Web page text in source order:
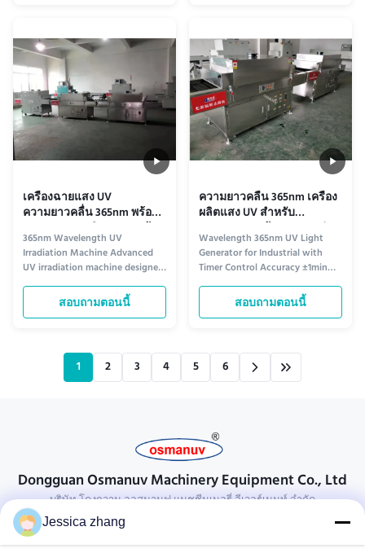
exposure apparatus utilizes UV
radiation to eliminate harmful
bacteria, ...
performance ultraviolet source
device equipped with a 1000-
watt ...
เครื่องฉายแสง UV
ความยาวคลื่น 365nm พร้อม
ควบคุมอุณหภูมิและเวลาด้วย
มือ/อัตโนมัติ
365nm Wavelength UV
Irradiation Machine Advanced
UV irradiation machine designed
for efficient sterilization and
disinfection with
manual/automatic temperature
Machine is a cutting-edge
product designed for efficient
sterilization and disinfecti...
สอบถามตอนนี้
ความยาวคลื่น 365nm เครื่อง
ผลิตแสง UV สําหรับ
อุตสาหกรรม ด้วยความแม่น
ยําในการควบคุมเวลา ±1
นาที
Wavelength 365nm UV Light
Generator for Industrial with
Timer Control Accuracy ±1min
Product Overview The UV
Irradiation Machine is a cutting-
edge device designed to provide
applications. This compact, easy-
to-use system emits high-
intensity ...
สอบถามตอนนี้
1 2 3 4 5 6
Dongguan Osmanuv Machinery Equipment Co., Ltd
บริษัท โดงกวาน ออสมานูฟ แมชชีนเนอรี่ อีเวอร์เมนท์ จํากัด
ติดต่อ
Jessica zhang